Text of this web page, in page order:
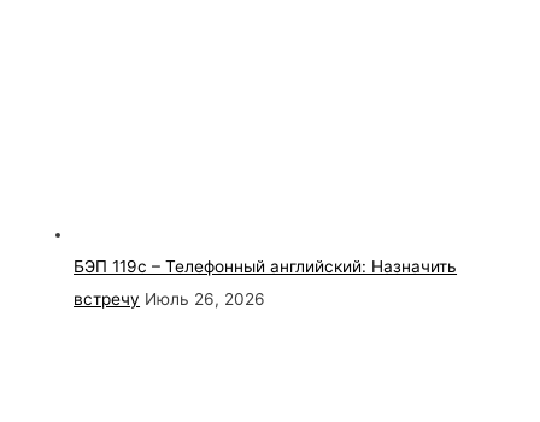
БЭП 119с – Телефонный английский: Назначить
встречу Июль 26, 2026